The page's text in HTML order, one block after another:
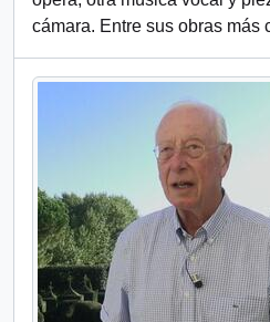
cámara. Entre sus obras más